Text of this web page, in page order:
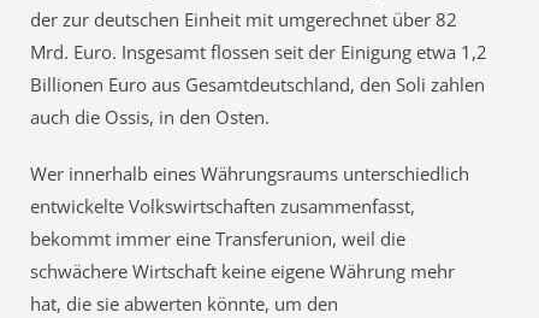
der zur deutschen Einheit mit umgerechnet über 82
Mrd. Euro. Insgesamt flossen seit der Einigung etwa 1,2
Billionen Euro aus Gesamtdeutschland, den Soli zahlen
auch die Ossis, in den Osten.
Wer innerhalb eines Währungsraums unterschiedlich
entwickelte Volkswirtschaften zusammenfasst,
bekommt immer eine Transferunion, weil die
schwächere Wirtschaft keine eigene Währung mehr
hat, die sie abwerten könnte, um den